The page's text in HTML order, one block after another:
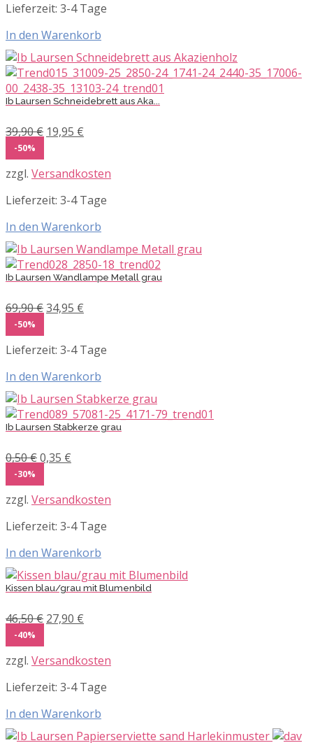
Lieferzeit: 3-4 Tage
In den Warenkorb
Ib Laursen Schneidebrett aus Aka...
39,90€ Ursprünglicher
39,90 €
19,95 €
19,95 €.
-50%
zzgl. Versandkosten
Lieferzeit: 3-4 Tage
In den Warenkorb
Ib Laursen Wandlampe Metall grau
69,90€Ursprünglicher
69,90 €
34,95 €
34,95 €.
-50%
Lieferzeit: 3-4 Tage
In den Warenkorb
Ib Laursen Stabkerze grau
0,50€Ursprünglicher
war:
0,50 €
0,35 €
0,35 €.
-30%
zzgl. Versandkosten
Lieferzeit: 3-4 Tage
In den Warenkorb
Kissen blau/grau mit Blumenbild
46,50€ Ursprünglicher
46,50 €
27,90 €
27,90 €.
-40%
zzgl. Versandkosten
Lieferzeit: 3-4 Tage
In den Warenkorb